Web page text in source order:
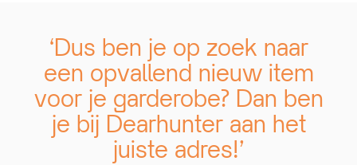
‘Dus ben je op zoek naar
een opvallend nieuw item
voor je garderobe? Dan ben
je bij Dearhunter aan het
juiste adres!’